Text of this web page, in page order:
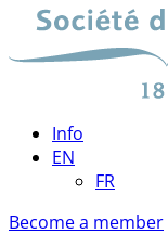
Skip
content
Info
EN
FR
Become a member